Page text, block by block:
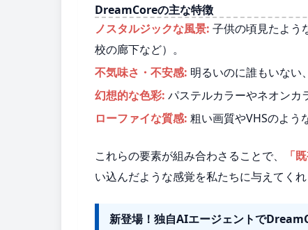
DreamCoreの主な特徴
ノスタルジックな風景: 子供の頃見たよう
校の廊下など）。
不気味さ・不安感: 明るいのに誰もいない
幻想的な色彩: パステルカラーやネオンカ
ローファイな質感: 粗い画質やVHSのよう
これらの要素が組み合わさることで、 「
い込んだような感覚を私たちに与えてくれ
新登場！独自AIエージェントで